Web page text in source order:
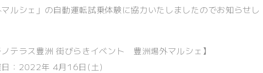
ルシェ」の自動運転試乗体験に協力いたしましたのでお知らせし
ノテラス豊洲 街びらきイベント 豊洲場外マルシェ】
：2022年 4月16日(土)